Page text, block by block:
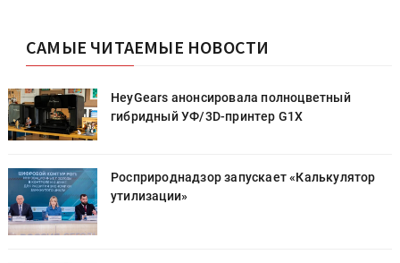
САМЫЕ ЧИТАЕМЫЕ НОВОСТИ
HeyGears анонсировала полноцветный
гибридный УФ/3D-принтер G1X
Росприроднадзор запускает «Калькулятор
утилизации»